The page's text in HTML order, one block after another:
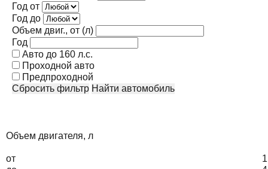
Год от
Год до
Объем двиг., от (л)
Год
Авто до 160 л.с.
Проходной авто
Предпроходной
Сбросить фильтр
Найти автомобиль
Объем двигателя, л
от